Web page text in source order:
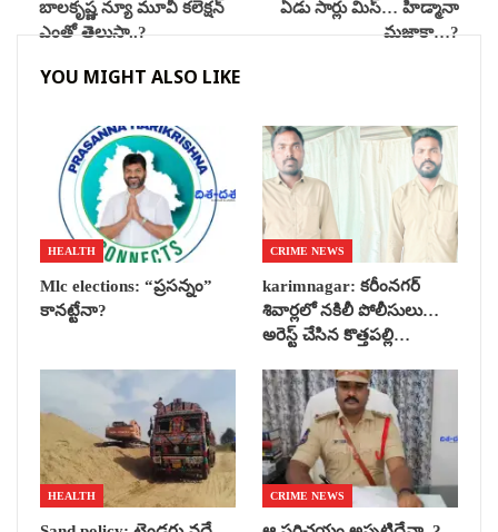
బాలకృష్ణ న్యూ మూవీ కలెక్షన్
ఎంతో తెలుసా..?
ఏడు సార్లు మిస్… హిడ్మానా
మజాకా…?
YOU MIGHT ALSO LIKE
HEALTH
Mlc elections: “ప్రసన్నం”
కానట్టేనా?
CRIME NEWS
karimnagar: కరీంనగర్
శివార్లలో నకిలీ పోలీసులు…
అరెస్ట్ చేసిన కొత్తపల్లి…
HEALTH CRIME NEWS